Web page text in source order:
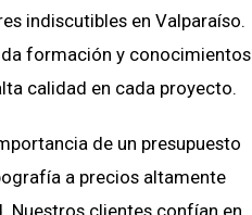
indiscutibles en Valparaíso.
formación y conocimientos
calidad en cada proyecto.
de un presupuesto
a precios altamente